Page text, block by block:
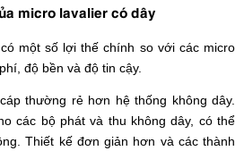
micro lavalier có dây
một số lợi thế chính so với các micro
độ bền và độ tin cậy.
thường rẻ hơn hệ thống không dây.
các bộ phát và thu không dây, có thể
Thiết kế đơn giản hơn và các thành